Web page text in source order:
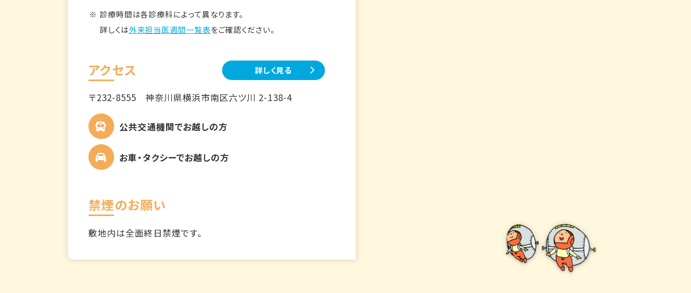
診療時間は各診療科によって異なります。
詳しくは外来担当医週間一覧表をご確認ください。
アクセス 詳しく見る
〒232-8555神奈川県横浜市南区六ツ川 2-138-4
公共交通機関でお越しの方
お車・タクシーでお越しの方
禁煙のお願い
敷地内は全面終日禁煙です。